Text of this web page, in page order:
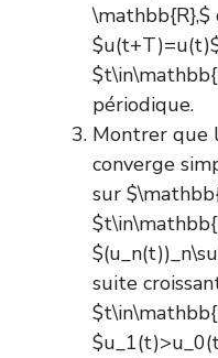
\mathbb{R},$
périodique.
Montrer que
converge
sur
suite